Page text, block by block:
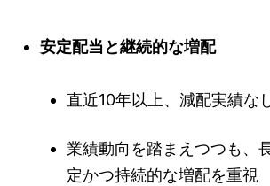
安定配当と継続的な増配
直近10年以上、減配実績な
業績動向を踏まえつつも、
定かつ持続的な増配を重視